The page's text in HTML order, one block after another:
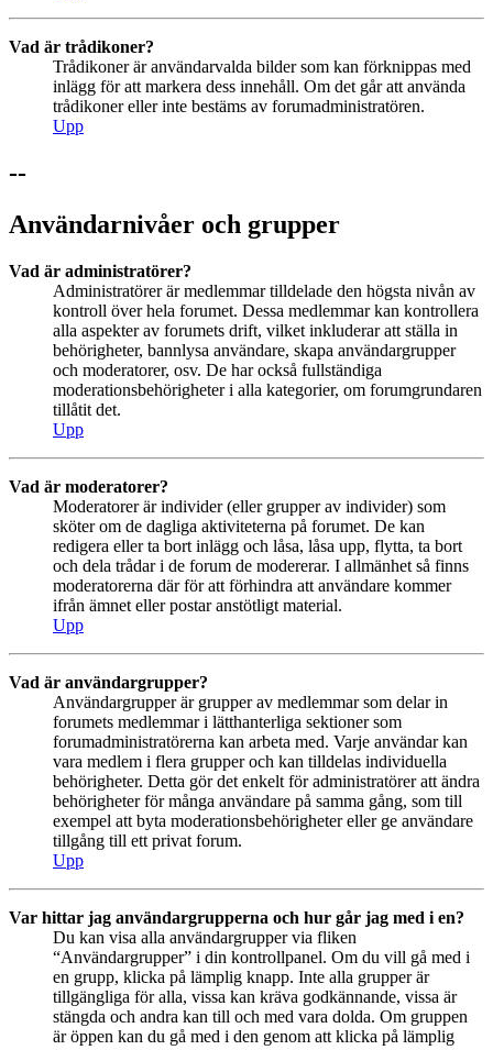
Vad är trådikoner?
Trådikoner är användarvalda bilder som kan förknippas med
inlägg för att markera dess innehåll. Om det går att använda
trådikoner eller inte bestäms av forumadministratören.
Upp
--
Användarnivåer och grupper
Vad är administratörer?
Administratörer är medlemmar tilldelade den högsta nivån av
kontroll över hela forumet. Dessa medlemmar kan kontrollera
alla aspekter av forumets drift, vilket inkluderar att ställa in
behörigheter, bannlysa användare, skapa användargrupper
och moderatorer, osv. De har också fullständiga
moderationsbehörigheter i alla kategorier, om forumgrundaren
tillåtit det.
Upp
Vad är moderatorer?
Moderatorer är individer (eller grupper av individer) som
sköter om de dagliga aktiviteterna på forumet. De kan
redigera eller ta bort inlägg och låsa, låsa upp, flytta, ta bort
och dela trådar i de forum de modererar. I allmänhet så finns
moderatorerna där för att förhindra att användare kommer
ifrån ämnet eller postar anstötligt material.
Upp
Vad är användargrupper?
Användargrupper är grupper av medlemmar som delar in
forumets medlemmar i lätthanterliga sektioner som
forumadministratörerna kan arbeta med. Varje användar kan
vara medlem i flera grupper och kan tilldelas individuella
behörigheter. Detta gör det enkelt för administratörer att ändra
behörigheter för många användare på samma gång, som till
exempel att byta moderationsbehörigheter eller ge användare
tillgång till ett privat forum.
Upp
Var hittar jag användargrupperna och hur går jag med i en?
Du kan visa alla användargrupper via fliken
“Användargrupper” i din kontrollpanel. Om du vill gå med i
en grupp, klicka på lämplig knapp. Inte alla grupper är
tillgängliga för alla, vissa kan kräva godkännande, vissa är
stängda och andra kan till och med vara dolda. Om gruppen
är öppen kan du gå med i den genom att klicka på lämplig